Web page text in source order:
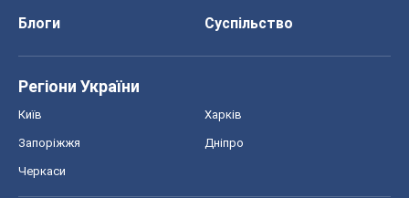
Блоги
Суспільство
Регіони України
Київ Харків
Запоріжжя Дніпро
Черкаси